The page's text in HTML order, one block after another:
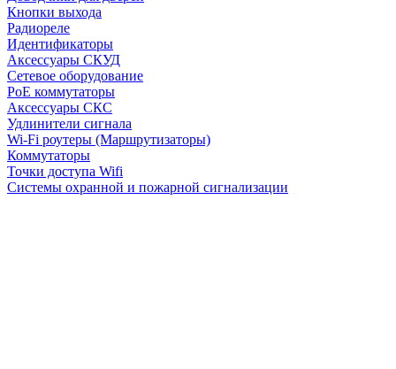
Кнопки выхода
Радиореле
Идентификаторы
Аксессуары СКУД
Сетевое оборудование
PoE коммутаторы
Аксессуары СКС
Удлинители сигнала
Wi-Fi роутеры (Маршрутизаторы)
Коммутаторы
Точки доступа Wifi
Системы охранной и пожарной сигнализации